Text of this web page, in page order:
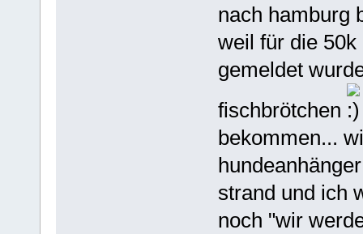
nach hamburg
weil für die
gemeldet
fischbrötchen
bekommen...
strand und ich
noch "wir